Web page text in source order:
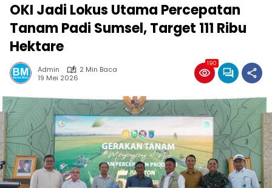
OKI Jadi Lokus Utama Percepatan
Tanam Padi Sumsel, Target 111 Ribu
Hektare
Admin
2 Min Baca
19 Mei 2026
190